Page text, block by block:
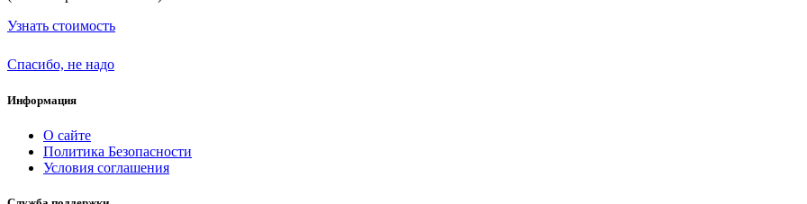
Узнать стоимость
Спасибо, не надо
Информация
О сайте
Политика Безопасности
Условия соглашения